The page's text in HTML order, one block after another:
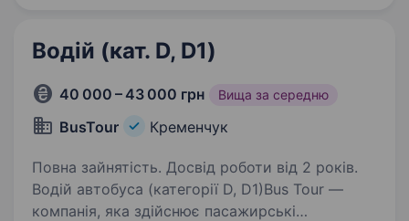
Водій (кат. D, D1)
40 000 – 43 000 грн Вища за середню
BusTour Кременчук
Повна зайнятість. Досвід роботи від 2 років.
Водій автобуса (категорії D, D1)Bus Tour —
компанія, яка здійснює пасажирські